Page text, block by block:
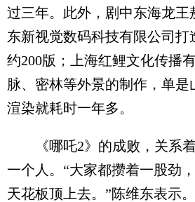
过三年。此外，剧中东海龙王
东新视觉数码科技有限公司打
约200版；上海红鲤文化传播
脉、密林等外景的制作，单是
渲染就耗时一年多。
《哪吒2》的成败，关系着
一个人。“大家都攒着一股劲
天花板顶上去。”陈维东表示。